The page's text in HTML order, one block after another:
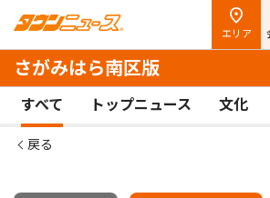
エリア
さがみはら南区版
すべて トップニュース 文化
戻る